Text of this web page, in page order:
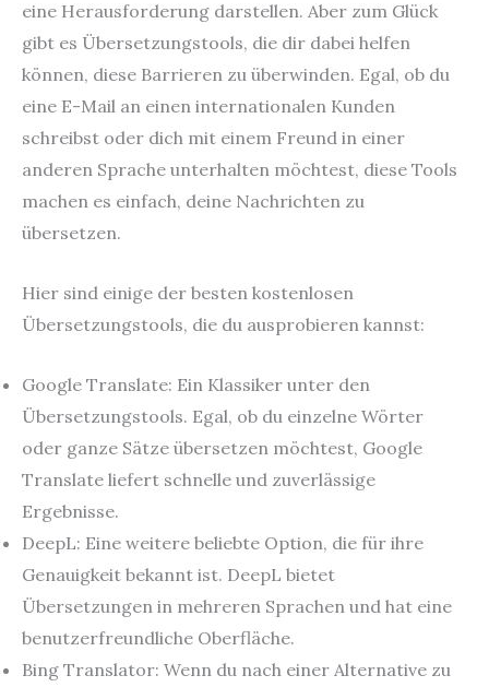
eine Herausforderung darstellen. Aber zum Glück
gibt es Übersetzungstools, die dir dabei helfen
können, diese Barrieren zu überwinden. Egal, ob du
eine E-Mail an einen internationalen Kunden
schreibst oder dich mit einem Freund in einer
anderen Sprache unterhalten möchtest, diese Tools
machen es einfach, deine Nachrichten zu
übersetzen.
Hier sind einige der besten kostenlosen
Übersetzungstools, die du ausprobieren kannst:
Google Translate: Ein Klassiker unter den
Übersetzungstools. Egal, ob du einzelne Wörter
oder ganze Sätze übersetzen möchtest, Google
Translate liefert schnelle und zuverlässige
Ergebnisse.
DeepL: Eine weitere beliebte Option, die für ihre
Genauigkeit bekannt ist. DeepL bietet
Übersetzungen in mehreren Sprachen und hat eine
benutzerfreundliche Oberfläche.
Bing Translator: Wenn du nach einer Alternative zu